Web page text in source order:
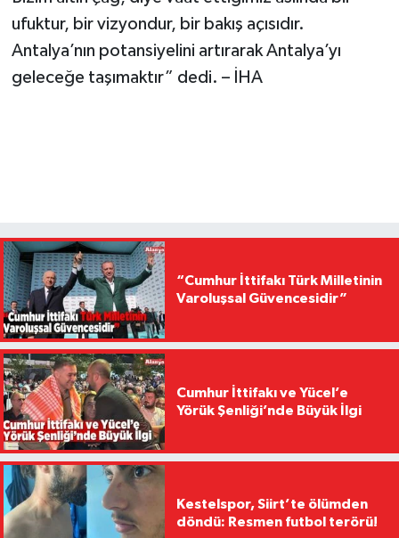
ufuktur, bir vizyondur, bir bakış açısıdır.
Antalya’nın potansiyelini artırarak Antalya’yı
geleceğe taşımaktır” dedi. – İHA
“Cumhur İttifakı Türk Milletinin
Varoluşsal Güvencesidir”
Cumhur İttifakı ve Yücel’e
Yörük Şenliği’nde Büyük İlgi
Kestelspor, Siirt’te ölümden
döndü: Resmen futbol terörü!